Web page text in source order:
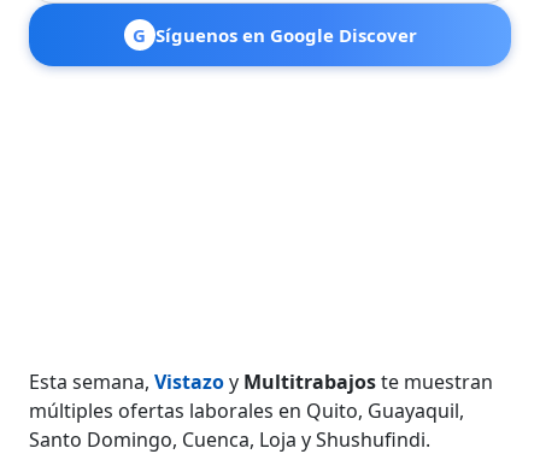
G Síguenos en Google Discover
Esta semana,Vistazoy Multitrabajoste muestran
múltiples ofertas laborales en Quito, Guayaquil,
Santo Domingo, Cuenca, Loja y Shushufindi.